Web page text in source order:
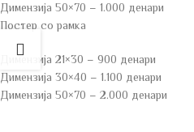
Димензија 50×70 – 1.000 денари
Постер со рамка
Димензија 21×30 – 900 денари
Димензија 30×40 – 1.100 денари
Димензија 50×70 – 2.000 денари